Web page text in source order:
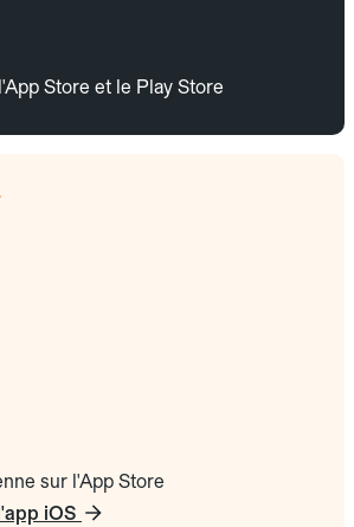
Store et le Play Store
sur l'App Store
iOS